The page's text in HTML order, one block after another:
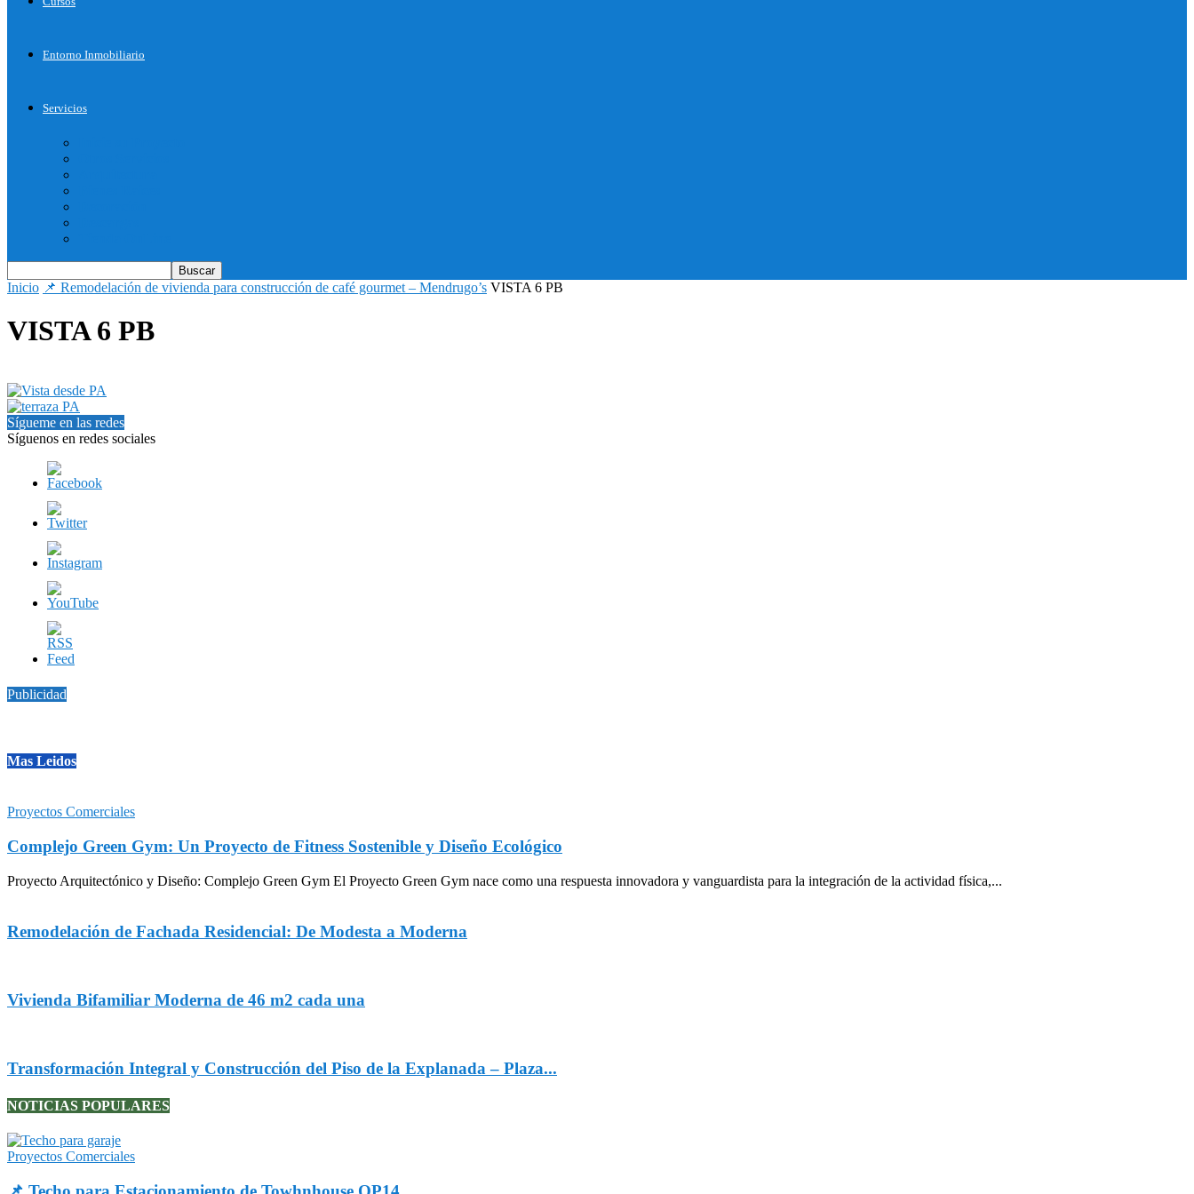
Entorno Inmobiliario
Servicios
Inicio 📌 Remodelación de vivienda para construcción de café gourmet – Mendrugo’s VISTA 6 PB
VISTA 6 PB
Sígueme en las redes
Síguenos en redes sociales
Publicidad
Mas Leidos
Proyectos Comerciales
Complejo Green Gym: Un Proyecto de Fitness Sostenible y Diseño Ecológico
Proyecto Arquitectónico y Diseño: Complejo Green Gym El Proyecto Green Gym nace como una respuesta innovadora y vanguardista para la integración de la actividad física,...
Remodelación de Fachada Residencial: De Modesta a Moderna
Vivienda Bifamiliar Moderna de 46 m2 cada una
Transformación Integral y Construcción del Piso de la Explanada – Plaza...
NOTICIAS POPULARES
Proyectos Comerciales